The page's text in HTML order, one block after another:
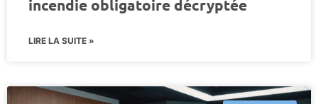
incendie obligatoire décryptée
LIRE LA SUITE »